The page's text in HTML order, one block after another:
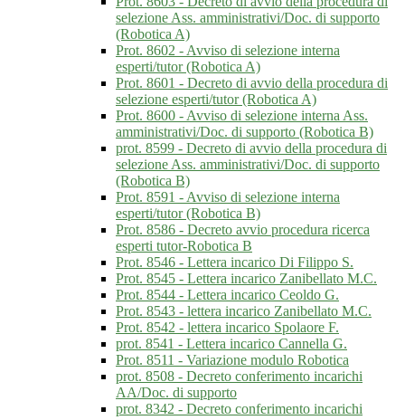
selezione Ass. amministrativi/Doc. di supporto
(Robotica A)
Prot. 8602 - Avviso di selezione interna
esperti/tutor (Robotica A)
Prot. 8601 - Decreto di avvio della procedura di
selezione esperti/tutor (Robotica A)
Prot. 8600 - Avviso di selezione interna Ass.
amministrativi/Doc. di supporto (Robotica B)
prot. 8599 - Decreto di avvio della procedura di
selezione Ass. amministrativi/Doc. di supporto
(Robotica B)
Prot. 8591 - Avviso di selezione interna
esperti/tutor (Robotica B)
Prot. 8586 - Decreto avvio procedura ricerca
esperti tutor-Robotica B
Prot. 8546 - Lettera incarico Di Filippo S.
Prot. 8545 - Lettera incarico Zanibellato M.C.
Prot. 8544 - Lettera incarico Ceoldo G.
Prot. 8543 - lettera incarico Zanibellato M.C.
Prot. 8542 - lettera incarico Spolaore F.
prot. 8541 - Lettera incarico Cannella G.
Prot. 8511 - Variazione modulo Robotica
prot. 8508 - Decreto conferimento incarichi
AA/Doc. di supporto
prot. 8342 - Decreto conferimento incarichi